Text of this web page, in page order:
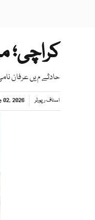
کراچی؛
حادثے م یں عرفان
اسٹاف رپورٹر 02, 2026